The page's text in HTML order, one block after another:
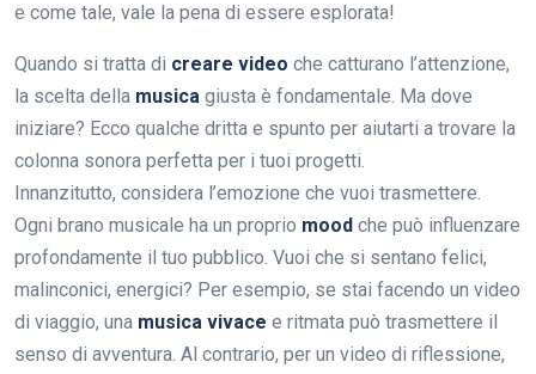
e come tale, vale la pena di essere esplorata!
Quando si tratta di creare video che catturano l’attenzione,
la scelta della musica giusta è fondamentale. Ma dove
iniziare? Ecco qualche dritta e spunto per aiutarti a trovare la
colonna sonora perfetta per i tuoi progetti.
Innanzitutto, considera l’emozione che vuoi trasmettere.
Ogni brano musicale ha un proprio mood che può influenzare
profondamente il tuo pubblico. Vuoi che si sentano felici,
malinconici, energici? Per esempio, se stai facendo un video
di viaggio, una musica vivace e ritmata può trasmettere il
senso di avventura. Al contrario, per un video di riflessione,